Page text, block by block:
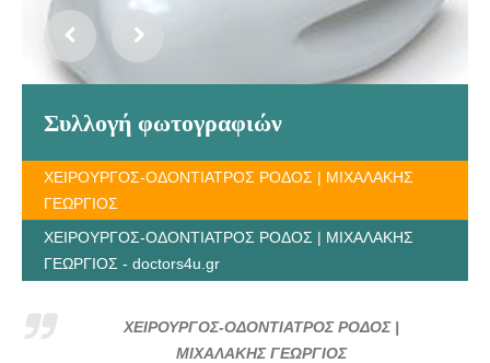
Συλλογή φωτογραφιών
ΧΕΙΡΟΥΡΓΟΣ-ΟΔΟΝΤΙΑΤΡΟΣ ΡΟΔΟΣ | ΜΙΧΑΛΑΚΗΣ
ΓΕΩΡΓΙΟΣ
ΧΕΙΡΟΥΡΓΟΣ-ΟΔΟΝΤΙΑΤΡΟΣ ΡΟΔΟΣ | ΜΙΧΑΛΑΚΗΣ
ΓΕΩΡΓΙΟΣ - doctors4u.gr
ΧΕΙΡΟΥΡΓΟΣ-ΟΔΟΝΤΙΑΤΡΟΣ ΡΟΔΟΣ |
ΜΙΧΑΛΑΚΗΣ ΓΕΩΡΓΙΟΣ